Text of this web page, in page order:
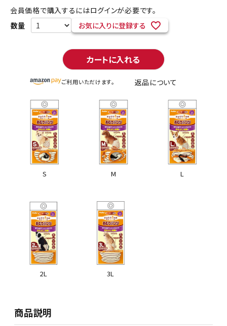
会員価格で購入するにはログインが必要です。
お気に入りに登録する
カートに入れる
ご利用いただけます。 返品について
S M L
2L 3L
商品説明